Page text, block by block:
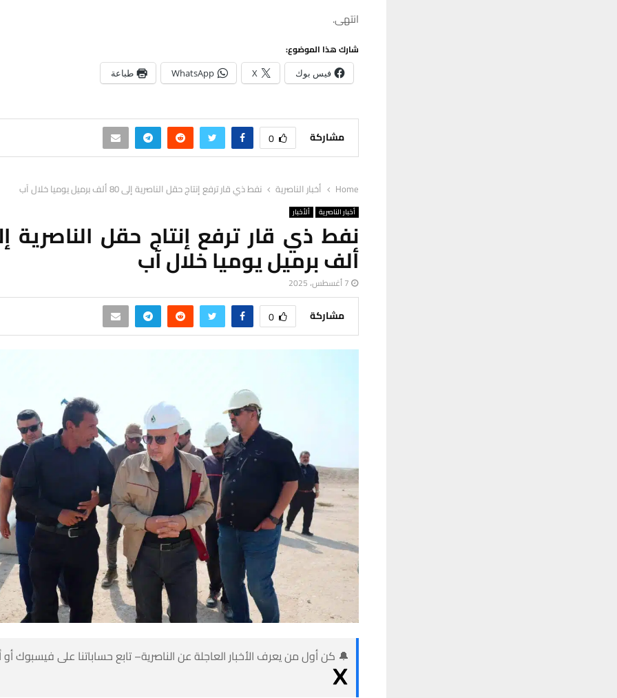
انتهى.
شارك هذا الموضوع:
فيس بوك X
WhatsApp طباعة
مشاركة 0
Home أخبار الناصرية نفط ذي قار ترفع إنتاج حقل الناصرية إلى 80 ألف برميل يوميا خلال آب
أخبار الناصرية ألأخبار
ألف برميل يوميا خلال آب
7 أغسطس، 2025
مشاركة 0
🔔 كن أول من يعرف الأخبار العاجلة عن الناصرية– تابع حساباتنا على فيسبوك